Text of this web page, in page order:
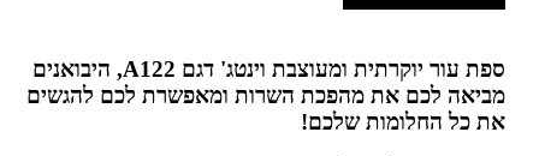
ספת עור יוקרתית ומעוצבת וינטג' דגם A122, היבואנים
מביאה לכם את מהפכת השרות ומאפשרת לכם להגשים
את כל החלומות שלכם!